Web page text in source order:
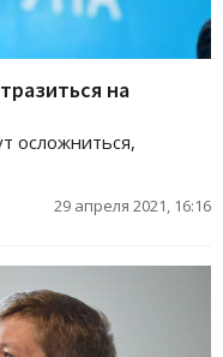
на
осложниться,
29 апреля 2021, 16:16